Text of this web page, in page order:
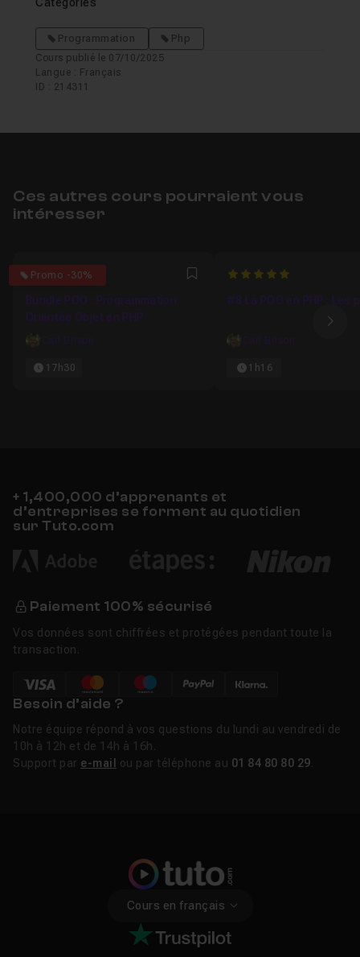
Programmation
Php
Cours publié le 07/10/2025
Langue : Français
ID : 214311
Ces autres cours pourraient vous
intéresser
Promo -30%
5 Favori
Bundle POO : Programmation
Orientée Objet en PHP
Carl Brison
17h30
5
#8 La POO en PHP : Les
Carl Brison
1h16
+ 1,400,000 d’apprenants et
d’entreprises se forment au quotidien
sur Tuto.com
Paiement 100% sécurisé
Vos données sont chiffrées et protégées pendant toute la
transaction.
Besoin d’aide ?
Notre équipe répond à vos questions du lundi au vendredi de
10h à 12h et de 14h à 16h.
Support par e-mail ou par téléphone au 01 84 80 80 29
Cours en français